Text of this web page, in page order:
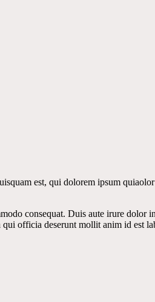
est, qui dolorem ipsum
consequat. Duis aute irure dolor
officia deserunt mollit anim id est